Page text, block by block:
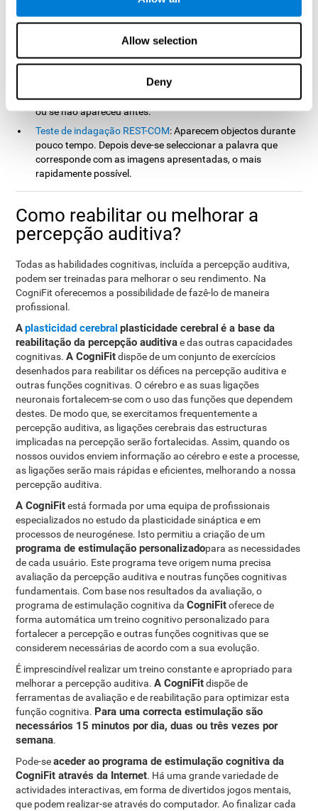
Allow selection
Deny
processamento, memória contextual, memória do trabalho,
Teste de Identificação COM-NAM: Apresentam-se objectos
através de imagem ou som. Teremos que dizer em que
formato (imagem ou som) apareceu o objecto da última vez,
ou se não apareceu antes.
Teste de indagação REST-COM: Aparecem objectos durante
pouco tempo. Depois deve-se seleccionar a palavra que
corresponde com as imagens apresentadas, o mais
rapidamente possível.
Como reabilitar ou melhorar a
percepção auditiva?
Todas as habilidades cognitivas, incluída a percepção auditiva,
podem ser treinadas para melhorar o seu rendimento. Na
CogniFit oferecemos a possibilidade de fazê-lo de maneira
profissional.
Aplasticidad cerebral plasticidade cerebral é a base da
reabilitação da percepção auditivae das outras capacidades
cognitivas.A CogniFitdispõe de um conjunto de exercícios
desenhados para reabilitar os défices na percepção auditiva e
outras funções cognitivas. O cérebro e as suas ligações
neuronais fortalecem-se com o uso das funções que dependem
destes. De modo que, se exercitamos frequentemente a
percepção auditiva, as ligações cerebrais das estructuras
implicadas na percepção serão fortalecidas. Assim, quando os
nossos ouvidos enviem informação ao cérebro e este a processe,
as ligações serão mais rápidas e eficientes, melhorando a nossa
percepção auditiva.
A CogniFitestá formada por uma equipa de profissionais
especializados no estudo da plasticidade sináptica e em
processos de neurogénese. Isto permitiu a criação de um
programa de estimulação personalizadopara as necessidades
de cada usuário. Este programa teve origem numa precisa
avaliação da percepção auditiva e noutras funções cognitivas
fundamentais. Com base nos resultados da avaliação, o
programa de estimulação cognitiva daCogniFitoferece de
forma automática um treino cognitivo personalizado para
fortalecer a percepção e outras funções cognitivas que se
considerem necessárias de acordo com a sua evolução.
É imprescindível realizar um treino constante e apropriado para
melhorar a percepção auditiva.A CogniFitdispõe de
ferramentas de avaliação e de reabilitação para optimizar esta
função cognitiva. Para uma correcta estimulação são
necessários 15 minutos por dia, duas ou três vezes por
semana.
Pode-seaceder ao programa de estimulação cognitiva da
CogniFit através da Internet. Há uma grande variedade de
actividades interactivas, em forma de divertidos jogos mentais,
que podem realizar-se através do computador. Ao finalizar cada